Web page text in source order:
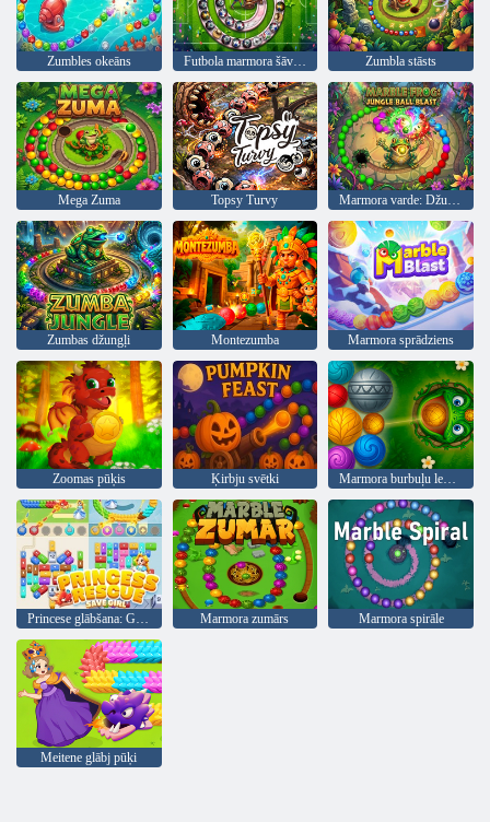
Zumbles okeāns Futbola marmora šāvēja Zumbla stāsts
Mega Zuma Topsy Turvy Marmora varde: Džungļu bumbas sprādziens
Zumbas džungļi Montezumba Marmora sprādziens
Zoomas pūķis Ķirbju svētki Marmora burbuļu leģenda
Marmora zumārs Marmora spirāle
Meitene glābj pūķi